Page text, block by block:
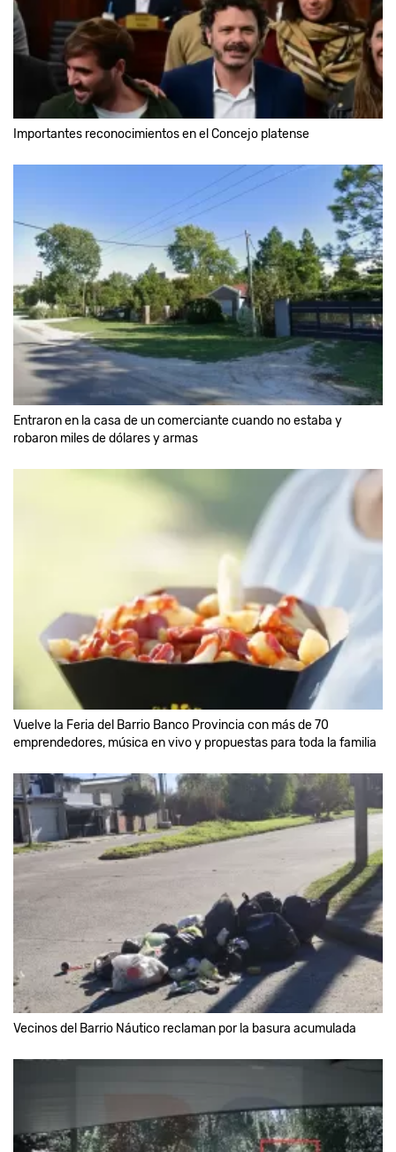
Importantes reconocimientos en el Concejo platense
Entraron en la casa de un comerciante cuando no estaba y
robaron miles de dólares y armas
Vuelve la Feria del Barrio Banco Provincia con más de 70
emprendedores, música en vivo y propuestas para toda la familia
Vecinos del Barrio Náutico reclaman por la basura acumulada